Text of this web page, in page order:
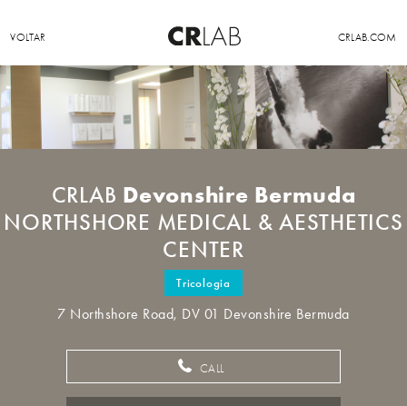
VOLTAR CRLAB.COM
CRLAB Devonshire Bermuda
NORTHSHORE MEDICAL & AESTHETICS
CENTER
Tricologia
7 Northshore Road, DV 01 Devonshire Bermuda
CALL